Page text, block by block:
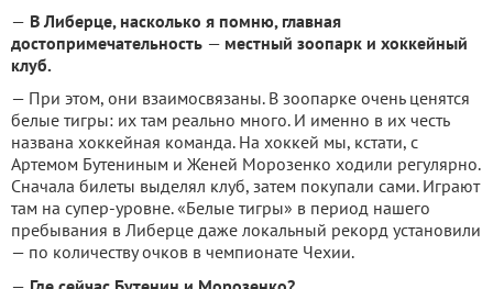
— В Либерце, насколько я помню, главная
достопримечательность — местный зоопарк и хоккейный
клуб.
— При этом, они взаимосвязаны. В зоопарке очень ценятся
белые тигры: их там реально много. И именно в их честь
названа хоккейная команда. На хоккей мы, кстати, с
Артемом Бутениным и Женей Морозенко ходили регулярно.
Сначала билеты выделял клуб, затем покупали сами. Играют
там на супер-уровне. «Белые тигры» в период нашего
пребывания в Либерце даже локальный рекорд установили
— по количеству очков в чемпионате Чехии.